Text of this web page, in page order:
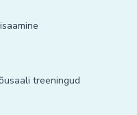
treeningud